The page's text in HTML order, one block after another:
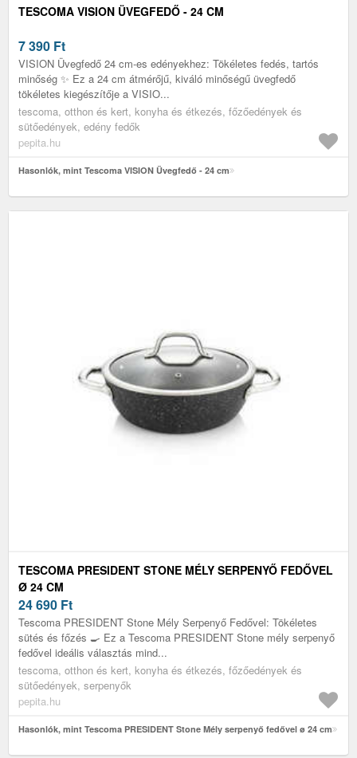
TESCOMA VISION ÜVEGFEDŐ - 24 CM
7 390 Ft
VISION Üvegfedő 24 cm-es edényekhez: Tökéletes fedés, tartós
minőség ✨ Ez a 24 cm átmérőjű, kiváló minőségű üvegfedő
tökéletes kiegészítője a VISIO...
tescoma, otthon és kert, konyha és étkezés, főzőedények és
sütőedények, edény fedők
pepita.hu
Hasonlók, mint Tescoma VISION Üvegfedő - 24 cm
TESCOMA PRESIDENT STONE MÉLY SERPENYŐ FEDŐVEL
Ø 24 CM
24 690 Ft
Tescoma PRESIDENT Stone Mély Serpenyő Fedővel: Tökéletes
sütés és főzés 🍳 Ez a Tescoma PRESIDENT Stone mély serpenyő
fedővel ideális választás mind...
tescoma, otthon és kert, konyha és étkezés, főzőedények és
sütőedények, serpenyők
pepita.hu
Hasonlók, mint Tescoma PRESIDENT Stone Mély serpenyő fedővel ø 24 cm